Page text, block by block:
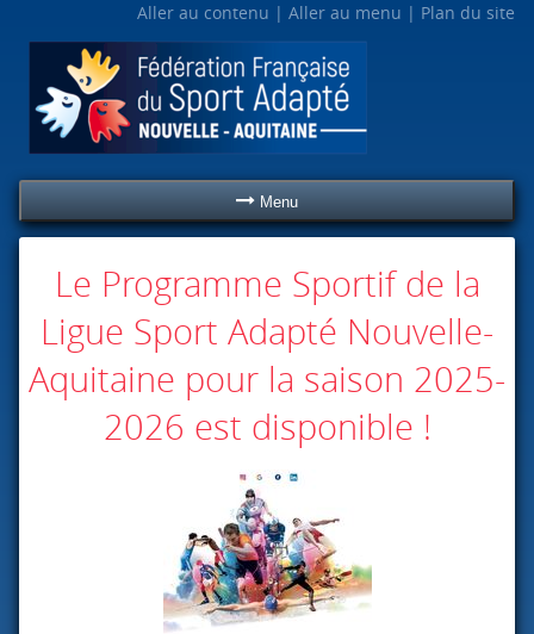
Aller au contenu Aller au menu Plan du site
Menu
Le Programme Sportif de la
Ligue Sport Adapté Nouvelle-
Aquitaine pour la saison 2025-
2026 est disponible !